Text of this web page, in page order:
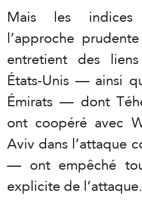
Mais les
l’approche
entretient des
États-Unis — ainsi
Émirats — dont
ont coopéré avec
Aviv dans l’attaque
— ont empêché
explicite de l’attaque.